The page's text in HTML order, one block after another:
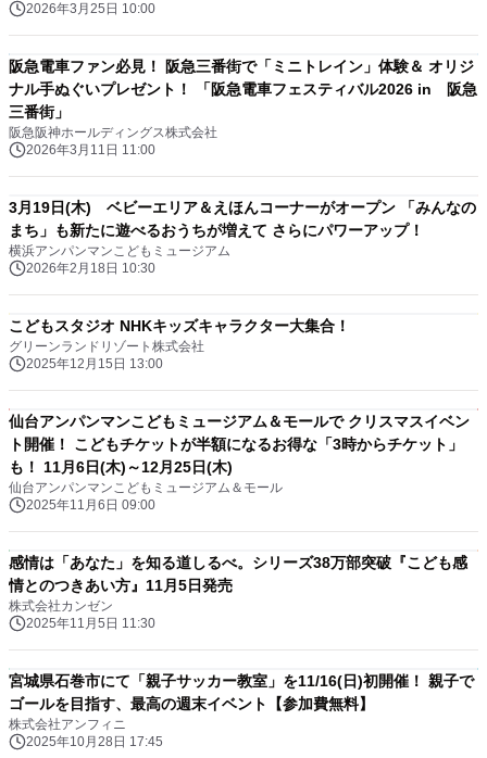
2026年3月25日 10:00
阪急電車ファン必見！ 阪急三番街で「ミニトレイン」体験＆ オリジ
ナル手ぬぐいプレゼント！ 「阪急電車フェスティバル2026 in 阪急
三番街」
阪急阪神ホールディングス株式会社
2026年3月11日 11:00
3月19日(木) ベビーエリア＆えほんコーナーがオープン 「みんなの
まち」も新たに遊べるおうちが増えて さらにパワーアップ！
横浜アンパンマンこどもミュージアム
2026年2月18日 10:30
こどもスタジオ NHKキッズキャラクター大集合！
グリーンランドリゾート株式会社
2025年12月15日 13:00
仙台アンパンマンこどもミュージアム＆モールで クリスマスイベン
ト開催！ こどもチケットが半額になるお得な「3時からチケット」
も！ 11月6日(木)～12月25日(木)
仙台アンパンマンこどもミュージアム＆モール
2025年11月6日 09:00
感情は「あなた」を知る道しるべ。シリーズ38万部突破『こども感
情とのつきあい方』11月5日発売
株式会社カンゼン
2025年11月5日 11:30
宮城県石巻市にて「親子サッカー教室」を11/16(日)初開催！ 親子で
ゴールを目指す、最高の週末イベント【参加費無料】
株式会社アンフィニ
2025年10月28日 17:45